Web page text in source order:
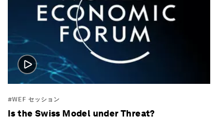
#WEF セッション
Is the Swiss Model under Threat?